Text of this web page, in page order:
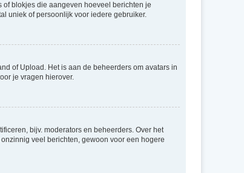
blokjes die aangeven hoeveel berichten je
uniek of persoonlijk voor iedere gebruiker.
of Upload. Het is aan de beheerders om avatars in
je vragen hierover.
bijv. moderators en beheerders. Over het
veel berichten, gewoon voor een hogere